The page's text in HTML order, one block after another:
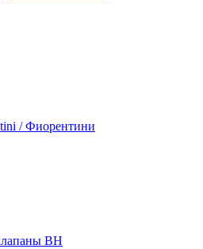
/ Фиорентини
ВН